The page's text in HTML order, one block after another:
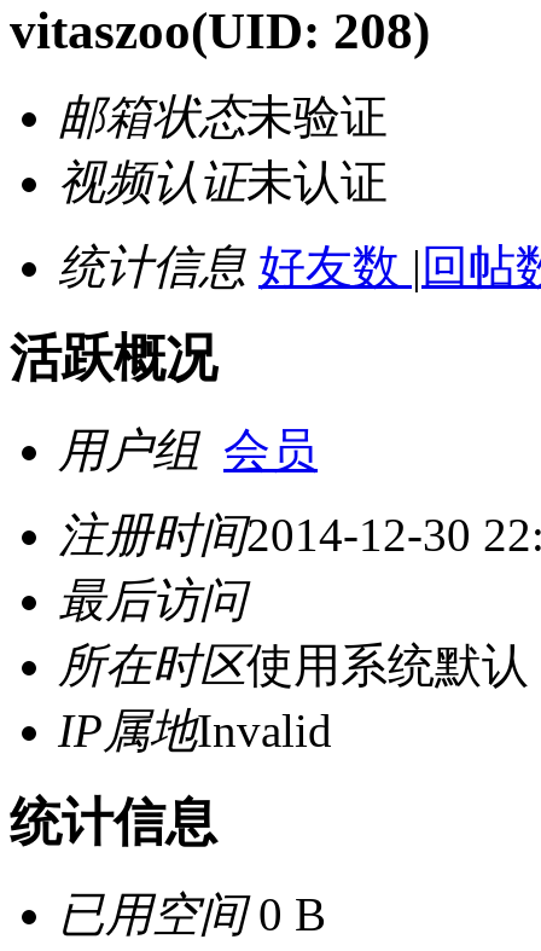
vitaszoo(UID: 208)
邮箱状态未验证
视频认证未认证
统计信息 好友数 | 回帖
活跃概况
用户组 会员
注册时间2014-12-30
最后访问
所在时区使用系统默认
IP属地Invalid
统计信息
已用空间0 B